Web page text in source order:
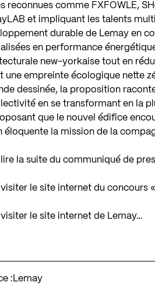
reconnues comme FXFOWLE,
et impliquant les talents
durable de Lemay en
en performance
new-yorkaise tout en
une empreinte écologique nette
dessinée, la proposition
en se transformant en la
que le nouvel édifice
éloquente la mission de la
la suite du communiqué de
le site internet du concours
visiter le site internet de Lemay…
: Lemay